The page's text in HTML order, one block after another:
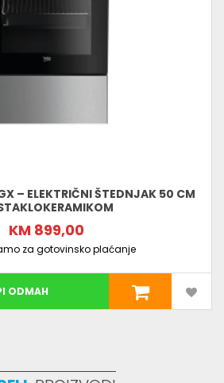
– ELEKTRIČNI ŠTEDNJAK 50 CM
KM 899,00
za gotovinsko plaćanje
ODMAH